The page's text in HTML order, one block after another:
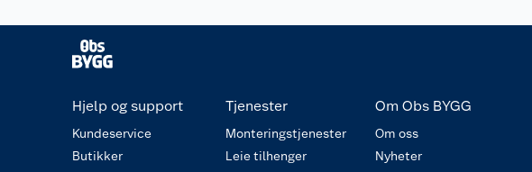
Hjelp og support
Kundeservice
Butikker
Tjenester
Monteringstjenester
Leie tilhenger
Om Obs BYGG
Om oss
Nyheter